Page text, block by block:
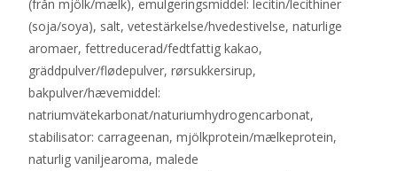
(från mjölk/mælk), emulgeringsmiddel: lecitin/lecithiner
(soja/soya), salt, vetestärkelse/hvedestivelse, naturlige
aromaer, fettreducerad/fedtfattig kakao,
gräddpulver/flødepulver, rørsukkersirup,
bakpulver/hævemiddel:
natriumvätekarbonat/naturiumhydrogencarbonat,
stabilisator: carrageenan, mjölkprotein/mælkeprotein,
naturlig vaniljearoma, malede